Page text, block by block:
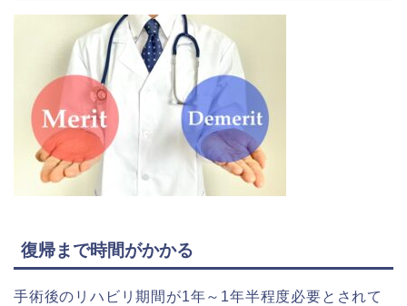
復帰まで時間がかかる
手術後のリハビリ期間が1年～1年半程度必要とされて